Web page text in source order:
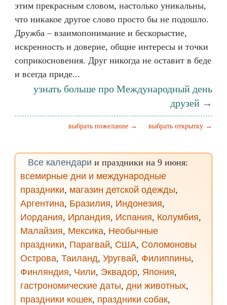
этим прекрасным словом, настолько уникальны,
что никакое другое слово просто бы не подошло.
Дружба – взаимопонимание и бескорыстие,
искренность и доверие, общие интересы и точки
соприкосновения. Друг никогда не оставит в беде
и всегда приде...
узнать больше про Международный день
друзей →
выбрать открытку →
выбрать пожелание →
Все календари и праздники на 9 июня:
всемирные дни и международные
праздники, магазин детской одежды,
Аргентина, Бразилия, Индонезия,
Иордания, Ирландия, Испания, Колумбия,
Малайзия, Мексика, Необычные
праздники, Парагвай, США, Соломоновы
Острова, Таиланд, Уругвай, Филиппины,
Финляндия, Чили, Эквадор, Япония,
гастрономические даты, дни животных,
праздники кошек, праздники собак,